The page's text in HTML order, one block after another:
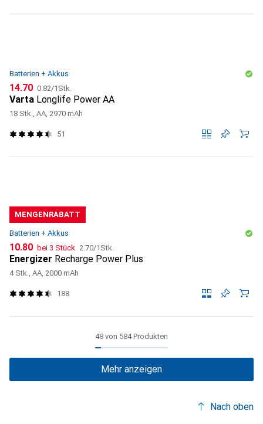
Batterien + Akkus
CHF
14.70 CHF
0.82/1Stk.
Varta Longlife Power AA
18 Stk., AA, 2970 mAh
51
MENGENRABATT
Batterien + Akkus
CHF
10.80 bei 3 Stück CHF
2.70/1Stk.
Energizer Recharge Power Plus
4 Stk., AA, 2000 mAh
188
48 von 584 Produkten
Mehr anzeigen
Nach oben